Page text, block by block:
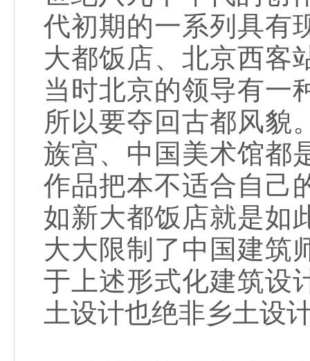
代初期的一系列具有
大都饭店、北京西客
当时北京的领导有一
所以要夺回古都风貌
族宫、中国美术馆都
作品把本不适合自己
如新大都饭店就是如
大大限制了中国建筑
于上述形式化建筑设
土设计也绝非乡土设